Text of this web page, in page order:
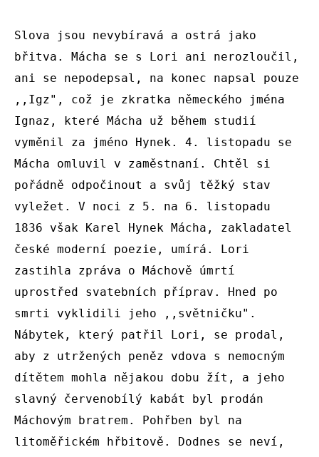
Slova jsou nevybíravá a ostrá jako
břitva. Mácha se s Lori ani nerozloučil,
ani se nepodepsal, na konec napsal pouze
,,Igz", což je zkratka německého jména
Ignaz, které Mácha už během studií
vyměnil za jméno Hynek. 4. listopadu se
Mácha omluvil v zaměstnaní. Chtěl si
pořádně odpočinout a svůj těžký stav
vyležet. V noci z 5. na 6. listopadu
1836 však Karel Hynek Mácha, zakladatel
české moderní poezie, umírá. Lori
zastihla zpráva o Máchově úmrtí
uprostřed svatebních příprav. Hned po
smrti vyklidili jeho ,,světničku".
Nábytek, který patřil Lori, se prodal,
aby z utržených peněz vdova s nemocným
dítětem mohla nějakou dobu žít, a jeho
slavný červenobílý kabát byl prodán
Máchovým bratrem. Pohřben byl na
litoměřickém hřbitově. Dodnes se neví,